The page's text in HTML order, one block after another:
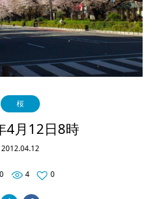
桜
4月12日8時
2012.04.12
0 4 0